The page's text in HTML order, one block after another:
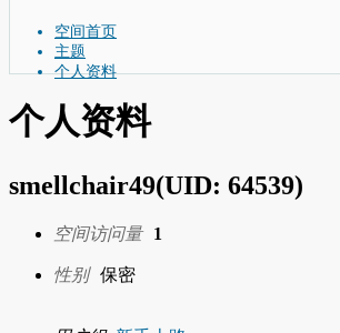
空间首页
主题
个人资料
个人资料
smellchair49(UID: 64539)
空间访问量 1
性别 保密